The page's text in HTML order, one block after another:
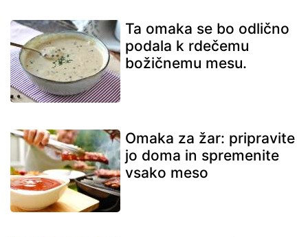
Ta omaka se bo odlično
podala k rdečemu
božičnemu mesu.
Omaka za žar: pripravite
jo doma in spremenite
vsako meso